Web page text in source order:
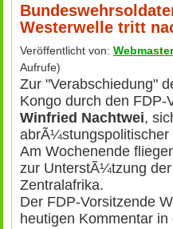
Westerwelle tritt
Veröffentlicht von: Webmaster
Aufrufe)
Zur "Verabschiedung"
Kongo durch den FDP-
Winfried Nachtwei,
abrÃ¼stungspolitischer
Am Wochenende
zur UnterstÃ¼tzung
Zentralafrika.
Der FDP-Vorsitzende
heutigen Kommentar